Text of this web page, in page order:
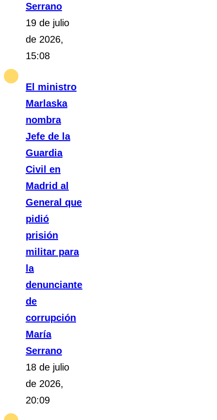
Serrano
19 de julio
de 2026,
15:08
El ministro
Marlaska
nombra
Jefe de la
Guardia
Civil en
Madrid al
General que
pidió
prisión
militar para
la
denunciante
de
corrupción
María
Serrano
18 de julio
de 2026,
20:09